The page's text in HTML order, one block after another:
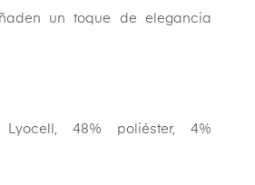
un toque de elegancia
48% poliéster, 4%